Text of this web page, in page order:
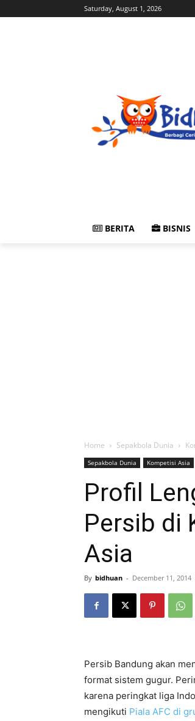
Saturday, August 1, 2026
BERITA BISNIS
Home Sepakbola Dunia
Sepakbola Dunia Kompetisi Asia
Profil
Persib di
Asia
By bidhuan - December 11, 2014
Persib Bandung akan
format sistem gugur.
karena peringkat liga
mengikuti Piala AFC di